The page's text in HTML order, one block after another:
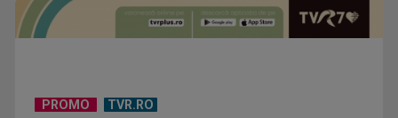
PROMO TVR.RO